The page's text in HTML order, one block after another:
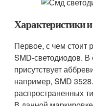
Характеристики
Первое, с чем стоит
SMD-светодиодов.
присутствует
например, SMD
распространенных